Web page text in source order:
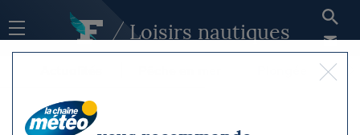
Loisirs nautiques